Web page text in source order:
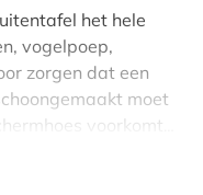
het hele
vogelpoep,
zorgen dat een
moet
voorkomt
vindt u